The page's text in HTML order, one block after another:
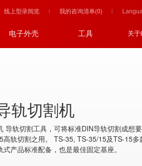
线上型录阅览 我的咨询清单(0)
电子外壳 工具 关
轨切割机
导轨切割工具，可将标准DIN导轨切割成想
高轨切割之用。 TS-35, TS-35/15及TS-15多
产品标准配备，也是最佳固定基座。